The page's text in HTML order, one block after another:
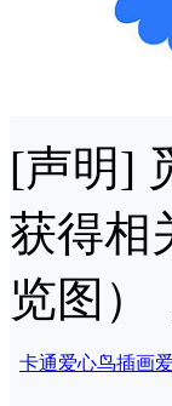
[声明]
获得相
览图）
卡通爱心鸟插画